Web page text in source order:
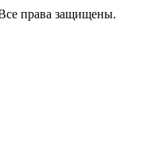
права защищены.